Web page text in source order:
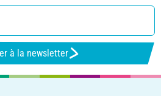
à la newsletter